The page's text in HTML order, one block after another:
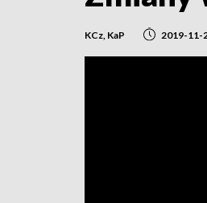
KCz, KaP 2019-11-